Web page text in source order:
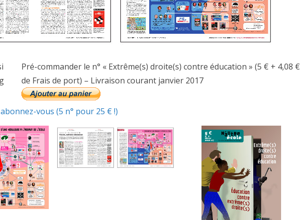
Pré-commander le n° « Extrême(s) droite(s) contre éducation » (5 € + 4,08 €
de Frais de port) – Livraison courant janvier 2017
abonnez-vous (5 n° pour 25 € !)